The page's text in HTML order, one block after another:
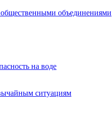
объединениями
на воде
ситуациям